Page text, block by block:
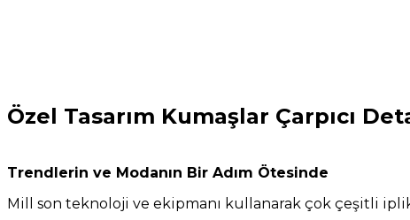
Özel Tasarım Kumaşlar Çarpıcı
Trendlerin ve Modanın Bir Adım Ötesinde
Mill son teknoloji ve ekipmanı kullanarak çok çeşitli